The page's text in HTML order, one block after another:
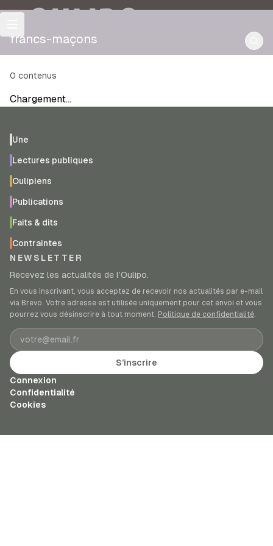
OULIPO
francs-maçons
0 contenus
Chargement…
Une
Lectures publiques
Oulipiens
Publications
Faits & dits
Contraintes
NEWSLETTER
Recevez les actualités de l’Oulipo.
En vous inscrivant, vous acceptez de recevoir nos actualités par e-mail
via Brevo. Votre adresse est utilisée uniquement pour cet envoi et vous
pourrez vous désinscrire à tout moment. Politique de confidentialité.
Adresse e-mail
S’inscrire
Connexion
Confidentialité
Cookies